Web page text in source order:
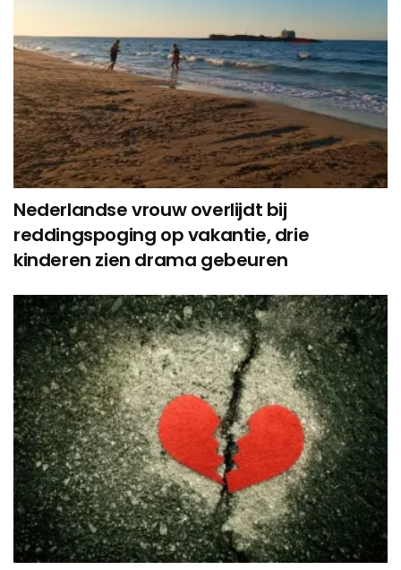
Nederlandse vrouw overlijdt bij
reddingspoging op vakantie, drie
kinderen zien drama gebeuren